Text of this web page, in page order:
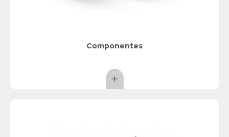
Componentes